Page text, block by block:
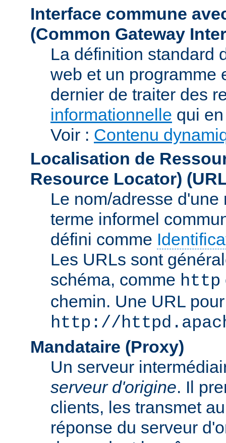
Interface commune
(Common Gateway
La définition standard
web et un programme
dernier de traiter des
informationnelle qui
Voir : Contenu
Localisation de
Resource Locator)
Le nom/adresse
terme informel
défini comme
Les URLs sont
schéma, comme http
chemin. Une URL
http://
Mandataire (Proxy)
Un serveur
serveur d'origine. Il
clients, les transmet
réponse du serveur